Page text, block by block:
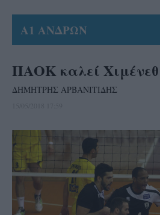
Α1 ΑΝΔΡΩΝ
ΠΑΟΚ καλεί Χιμένεθ
ΔΗΜΗΤΡΗΣ ΑΡΒΑΝΙΤΙΔΗΣ